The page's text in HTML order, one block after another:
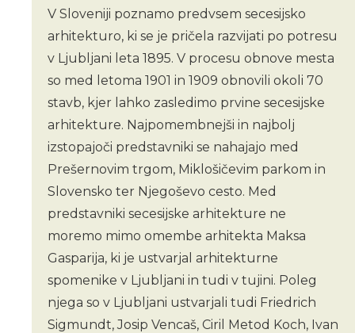
V Sloveniji poznamo predvsem secesijsko
arhitekturo, ki se je pričela razvijati po potresu
v Ljubljani leta 1895. V procesu obnove mesta
so med letoma 1901 in 1909 obnovili okoli 70
stavb, kjer lahko zasledimo prvine secesijske
arhitekture. Najpomembnejši in najbolj
izstopajoči predstavniki se nahajajo med
Prešernovim trgom, Miklošičevim parkom in
Slovensko ter Njegoševo cesto. Med
predstavniki secesijske arhitekture ne
moremo mimo omembe arhitekta Maksa
Gasparija, ki je ustvarjal arhitekturne
spomenike v Ljubljani in tudi v tujini. Poleg
njega so v Ljubljani ustvarjali tudi Friedrich
Sigmundt, Josip Vencaš, Ciril Metod Koch, Ivan